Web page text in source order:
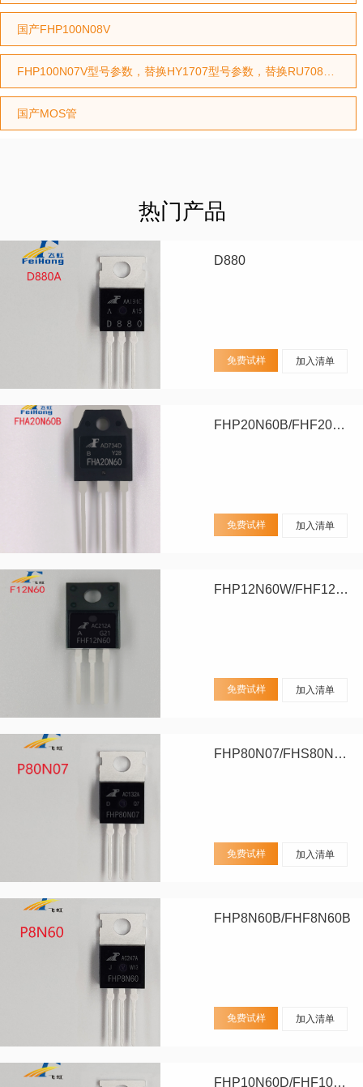
国产FHP100N08V
国产MOS管
热门产品
D880
免费试样 加入清单
FHP20N60B/FHF20N60B/FHA20N60B
免费试样 加入清单
FHP12N60W/FHF12N60W
免费试样 加入清单
FHP80N07/FHS80N07/FHD80N07
免费试样 加入清单
FHP8N60B/FHF8N60B
免费试样 加入清单
FHP10N60D/FHF10N60D